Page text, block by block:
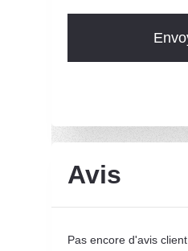
Avis
Pas encore d'avis client